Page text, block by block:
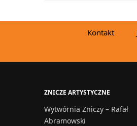
Kontakt
ZNICZE ARTYSTYCZNE
Wytwórnia Zniczy – Rafał
Abramowski